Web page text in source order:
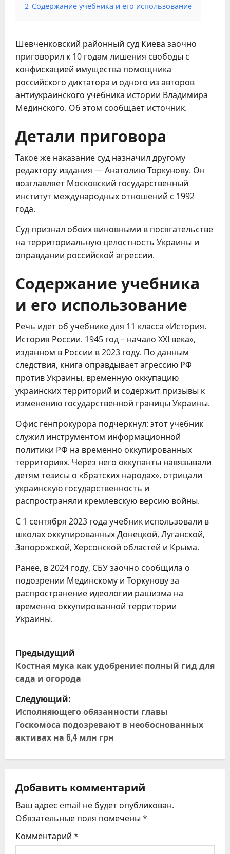
2 Содержание учебника и его использование
Шевченковский районный суд Киева заочно
приговорил к 10 годам лишения свободы с
конфискацией имущества помощника
российского диктатора и одного из авторов
антиукраинского учебника истории Владимира
Мединского. Об этом сообщает источник.
Детали приговора
Такое же наказание суд назначил другому
редактору издания — Анатолию Торкунову. Он
возглавляет Московский государственный
институт международных отношений с 1992
года.
Суд признал обоих виновными в посягательстве
на территориальную целостность Украины и
оправдании российской агрессии.
Содержание учебника
и его использование
Речь идет об учебнике для 11 класса «История.
История России. 1945 год – начало XXI века»,
изданном в России в 2023 году. По данным
следствия, книга оправдывает агрессию РФ
против Украины, временную оккупацию
украинских территорий и содержит призывы к
изменению государственной границы Украины.
Офис генпрокурора подчеркнул: этот учебник
служил инструментом информационной
политики РФ на временно оккупированных
территориях. Через него оккупанты навязывали
детям тезисы о «братских народах», отрицали
украинскую государственность и
распространяли кремлевскую версию войны.
С 1 сентября 2023 года учебник использовали в
школах оккупированных Донецкой, Луганской,
Запорожской, Херсонской областей и Крыма.
Ранее, в 2024 году, СБУ заочно сообщила о
подозрении Мединскому и Торкунову за
распространение идеологии рашизма на
временно оккупированной территории
Украины.
Н
а
в
и
г
а
и
я
п
Предыдущий
Костная мука как удобрение: полный гид для
сада и огорода
Следующий:
Исполняющего обязанности главы
Госкомоса подозревают в необоснованных
активах на 6,4 млн грн
Добавить комментарий
Ваш адрес email не будет опубликован.
Обязательные поля помечены *
Комментарий *